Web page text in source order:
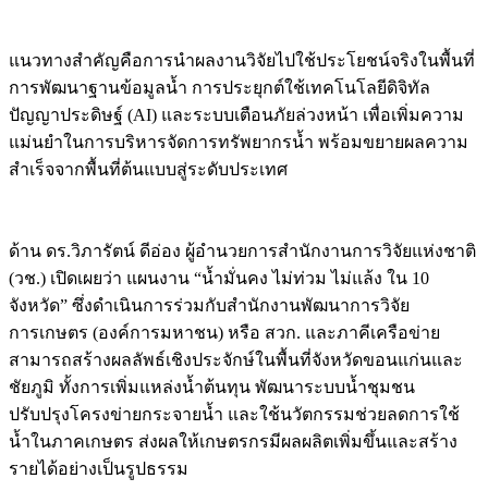
แนวทางสำคัญคือการนำผลงานวิจัยไปใช้ประโยชน์จริงในพื้นที่
การพัฒนาฐานข้อมูลน้ำ การประยุกต์ใช้เทคโนโลยีดิจิทัล
ปัญญาประดิษฐ์ (AI) และระบบเตือนภัยล่วงหน้า เพื่อเพิ่มความ
แม่นยำในการบริหารจัดการทรัพยากรน้ำ พร้อมขยายผลความ
สำเร็จจากพื้นที่ต้นแบบสู่ระดับประเทศ
ด้าน ดร.วิภารัตน์ ดีอ่อง ผู้อำนวยการสำนักงานการวิจัยแห่งชาติ
(วช.) เปิดเผยว่า แผนงาน “น้ำมั่นคง ไม่ท่วม ไม่แล้ง ใน 10
จังหวัด” ซึ่งดำเนินการร่วมกับสำนักงานพัฒนาการวิจัย
การเกษตร (องค์การมหาชน) หรือ สวก. และภาคีเครือข่าย
สามารถสร้างผลลัพธ์เชิงประจักษ์ในพื้นที่จังหวัดขอนแก่นและ
ชัยภูมิ ทั้งการเพิ่มแหล่งน้ำต้นทุน พัฒนาระบบน้ำชุมชน
ปรับปรุงโครงข่ายกระจายน้ำ และใช้นวัตกรรมช่วยลดการใช้
น้ำในภาคเกษตร ส่งผลให้เกษตรกรมีผลผลิตเพิ่มขึ้นและสร้าง
รายได้อย่างเป็นรูปธรรม